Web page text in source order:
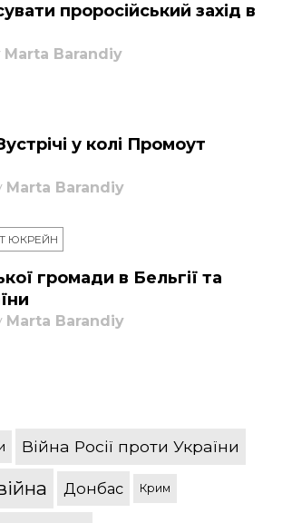
проросійський захід в
Marta Barandiy
у колі Промоут
Marta Barandiy
ЮКРЕЙН
громади в Бельгії та
Marta Barandiy
Війна Росії проти України
Донбас Крим